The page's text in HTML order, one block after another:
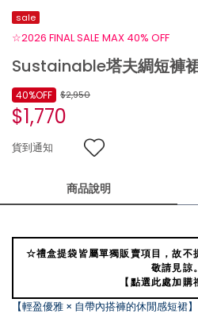
sale
☆2026 FINAL SALE MAX 40% OFF
Sustainable塔夫綢短褲
$2,950
$1,770
40%OFF
貨到通知
商品說明
☆禮盒提袋皆屬單獨販賣項目，故不
敬請見諒。
【點選此處加購
【輕盈優雅 × 自帶內搭褲的休閒感短裙】